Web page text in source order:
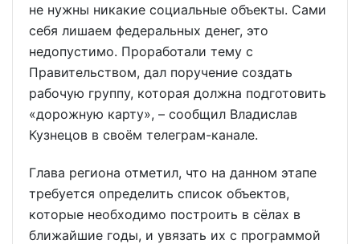
не нужны никакие социальные объекты. Сами
себя лишаем федеральных денег, это
недопустимо. Проработали тему с
Правительством, дал поручение создать
рабочую группу, которая должна подготовить
«дорожную карту», – сообщил Владислав
Кузнецов в своём телеграм-канале.
Глава региона отметил, что на данном этапе
требуется определить список объектов,
которые необходимо построить в сёлах в
ближайшие годы, и увязать их с программой